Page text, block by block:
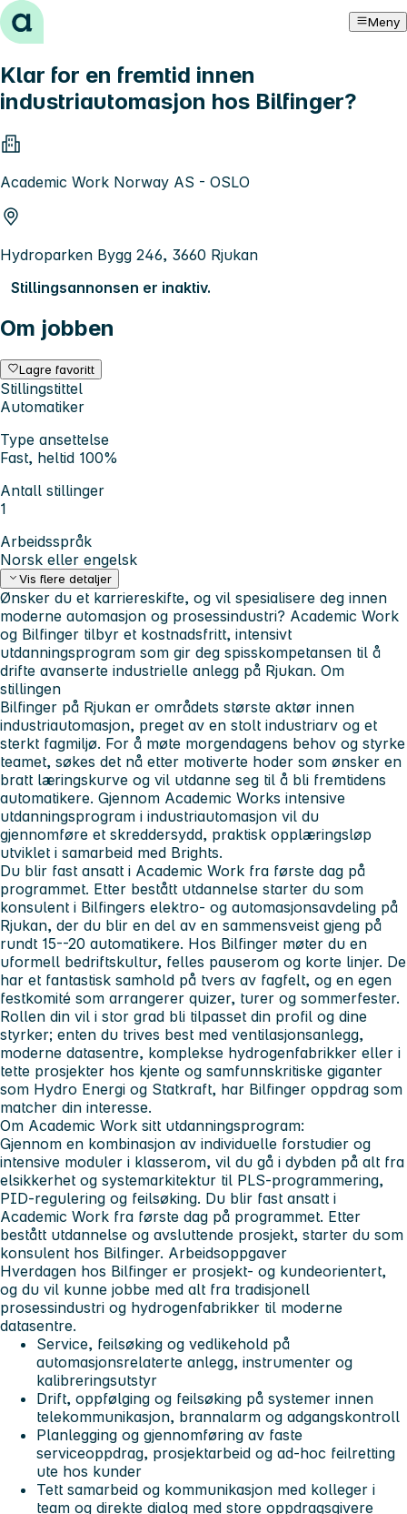
Hopp til innhold Meny
Klar for en fremtid innen
industriautomasjon hos Bilfinger?
Academic Work Norway AS - OSLO
Hydroparken Bygg 246, 3660 Rjukan
Stillingsannonsen er inaktiv.
Om jobben
Lagre favoritt
Stillingstittel
Automatiker
Type ansettelse
Fast, heltid 100%
Antall stillinger
1
Arbeidsspråk
Norsk eller engelsk
Vis flere detaljer
Ønsker du et karriereskifte, og vil spesialisere deg innen
moderne automasjon og prosessindustri? Academic Work
og Bilfinger tilbyr et kostnadsfritt, intensivt
utdanningsprogram som gir deg spisskompetansen til å
drifte avanserte industrielle anlegg på Rjukan. Om
stillingen
Bilfinger på Rjukan er områdets største aktør innen
industriautomasjon, preget av en stolt industriarv og et
sterkt fagmiljø. For å møte morgendagens behov og styrke
teamet, søkes det nå etter motiverte hoder som ønsker en
bratt læringskurve og vil utdanne seg til å bli fremtidens
automatikere. Gjennom Academic Works intensive
utdanningsprogram i industriautomasjon vil du
gjennomføre et skreddersydd, praktisk opplæringsløp
utviklet i samarbeid med Brights.
Du blir fast ansatt i Academic Work fra første dag på
programmet. Etter bestått utdannelse starter du som
konsulent i Bilfingers elektro- og automasjonsavdeling på
Rjukan, der du blir en del av en sammensveist gjeng på
rundt 15--20 automatikere. Hos Bilfinger møter du en
uformell bedriftskultur, felles pauserom og korte linjer. De
har et fantastisk samhold på tvers av fagfelt, og en egen
festkomité som arrangerer quizer, turer og sommerfester.
Rollen din vil i stor grad bli tilpasset din profil og dine
styrker; enten du trives best med ventilasjonsanlegg,
moderne datasentre, komplekse hydrogenfabrikker eller i
tette prosjekter hos kjente og samfunnskritiske giganter
som Hydro Energi og Statkraft, har Bilfinger oppdrag som
matcher din interesse.
Om Academic Work sitt utdanningsprogram:
Gjennom en kombinasjon av individuelle forstudier og
intensive moduler i klasserom, vil du gå i dybden på alt fra
elsikkerhet og systemarkitektur til PLS-programmering,
PID-regulering og feilsøking. Du blir fast ansatt i
Academic Work fra første dag på programmet. Etter
bestått utdannelse og avsluttende prosjekt, starter du som
konsulent hos Bilfinger. Arbeidsoppgaver
Hverdagen hos Bilfinger er prosjekt- og kundeorientert,
og du vil kunne jobbe med alt fra tradisjonell
prosessindustri og hydrogenfabrikker til moderne
datasentre.
Service, feilsøking og vedlikehold på
automasjonsrelaterte anlegg, instrumenter og
kalibreringsutstyr
Drift, oppfølging og feilsøking på systemer innen
telekommunikasjon, brannalarm og adgangskontroll
Planlegging og gjennomføring av faste
serviceoppdrag, prosjektarbeid og ad-hoc feilretting
ute hos kunder
Tett samarbeid og kommunikasjon med kolleger i
team og direkte dialog med store oppdragsgivere